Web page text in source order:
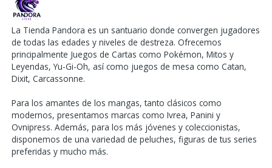
La Tienda Pandora es un santuario donde convergen jugadores
de todas las edades y niveles de destreza. Ofrecemos
principalmente Juegos de Cartas como Pokémon, Mitos y
Leyendas, Yu-Gi-Oh, así como juegos de mesa como Catan,
Dixit, Carcassonne.
Para los amantes de los mangas, tanto clásicos como
modernos, presentamos marcas como Ivrea, Panini y
Ovnipress. Además, para los más jóvenes y coleccionistas,
disponemos de una variedad de peluches, figuras de tus series
preferidas y mucho más.